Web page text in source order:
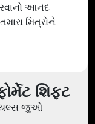
આનંદ
મિત્રોને
શિફ્ટ
જુઓ